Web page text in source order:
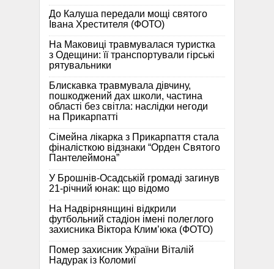
До Калуша передали мощі святого
Івана Хрестителя (ФОТО)
На Маковиці травмувалася туристка
з Одещини: її транспортували гірські
рятувальники
Блискавка травмувала дівчину,
пошкоджений дах школи, частина
області без світла: наслідки негоди
на Прикарпатті
Сімейна лікарка з Прикарпаття стала
фіналісткою відзнаки “Орден Святого
Пантелеймона”
У Брошнів-Осадській громаді загинув
21-річний юнак: що відомо
На Надвірнянщині відкрили
футбольний стадіон імені полеглого
захисника Віктора Клим’юка (ФОТО)
Помер захисник України Віталій
Надурак із Коломиї